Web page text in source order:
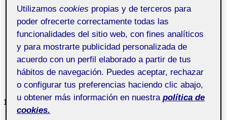
El camarero pregunta que quieren tomar
El cliente pide al camarero que quiere.
El camarero anota el pedido con el telefono y
aplicación interna del restaurante.
El camarero vuelve a la barra.
El camarero prepara las bebidas.
El camarero lleva las bebidas a la mesa.
El camarero pregunta como quieren pagar.
El cliente dice que con tarjeta
El camarero saca el datáfono
Utilizamoscookies propias y de terceros para
poder ofrecerte correctamente todas las
funcionalidades del sitio web, con fines analíticos
y para mostrarte publicidad personalizada de
acuerdo con un perfil elaborado a partir de tus
hábitos de navegación. Puedes aceptar, rechazar
o configurar tus preferencias haciendo clic abajo,
u obtener más información en nuestra política de
cookies.